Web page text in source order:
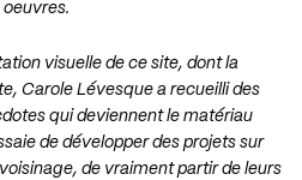
oeuvres.
visuelle de ce site, dont la
Carole Lévesque a recueilli des
qui deviennent le matériau
de développer des projets sur
de vraiment partir de leurs